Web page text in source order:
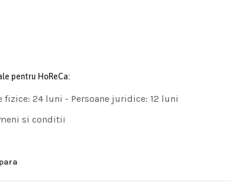
pentru HoReCa:
fizice: 24 luni - Persoane juridice: 12 luni
si conditii